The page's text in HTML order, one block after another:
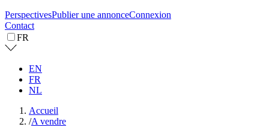
PerspectivesPublier une annonceConnexion
Contact
FR
EN
FR
NL
Accueil
/A vendre